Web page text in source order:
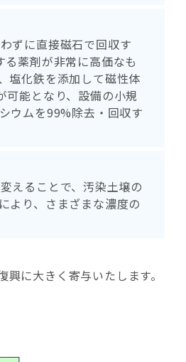
ずに直接磁石で回収す
薬剤が非常に高価なも
塩化鉄を添加して磁性体
可能となり、設備の小規
ウムを99%除去・回収す
えることで、汚染土壌の
より、さまざまな濃度の
に大きく寄与いたします。